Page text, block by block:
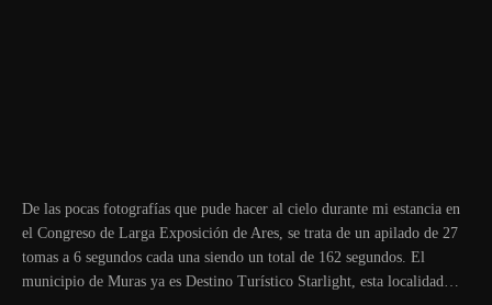
De las pocas fotografías que pude hacer al cielo durante mi estancia en
el Congreso de Larga Exposición de Ares, se trata de un apilado de 27
tomas a 6 segundos cada una siendo un total de 162 segundos. El
municipio de Muras ya es Destino Turístico Starlight, esta localidad…